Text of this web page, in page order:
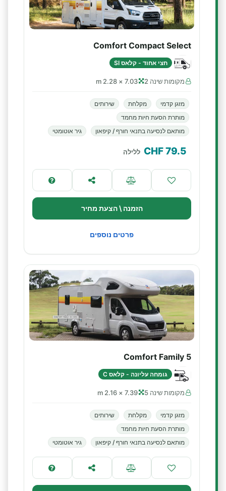
Comfort Compact Select
חצי אחוד - קלאס SI
מקומות שינה 2 7.03 × 2.28 m
מזגן קדמי מקלחת
שירותים
מותרת הסעת חיות מחמד
מותאם לנסיעה בתנאי חורף / קיפאון
גיר אוטומטי
79.5
CHF ללילה
הזמנה \ הצעת מחיר
פרטים נוספים
Comfort Family 5
גומחה עליונה - קלאס C
מקומות שינה 5 7.39 × 2.16 m
מזגן קדמי מקלחת
שירותים
מותרת הסעת חיות מחמד
מותאם לנסיעה בתנאי חורף / קיפאון
גיר אוטומטי